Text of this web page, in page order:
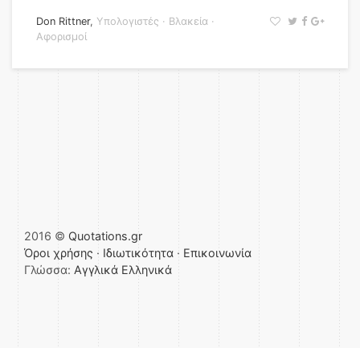
Don Rittner, Υπολογιστές · Βλακεία ·
Αφορισμοί
2016 © Quotations.gr
Όροι χρήσης · Ιδιωτικότητα · Επικοινωνία
Γλώσσα: Αγγλικά Ελληνικά